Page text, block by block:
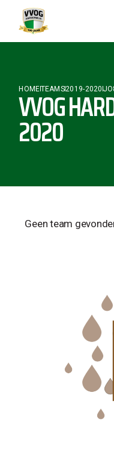
HOMETEAMS2019-2020
VVOG
2020
Geen team